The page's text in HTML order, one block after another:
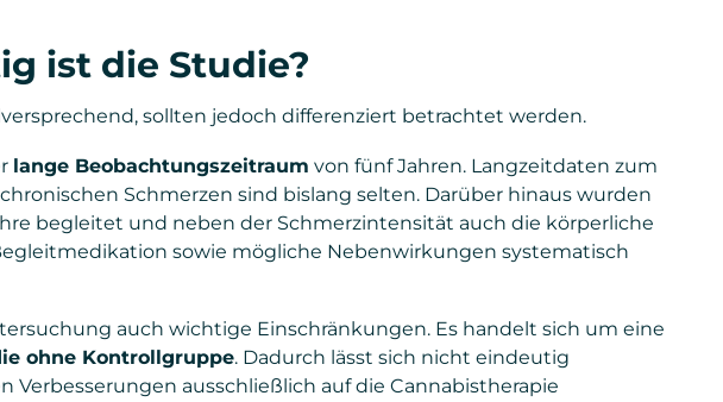
ist die Studie?
sollten jedoch differenziert betrachtet werden.
lange Beobachtungszeitraum von fünf Jahren. Langzeitdaten zum
Schmerzen sind bislang selten. Darüber hinaus wurden
begleitet und neben der Schmerzintensität auch die körperliche
sowie mögliche Nebenwirkungen systematisch
auch wichtige Einschränkungen. Es handelt sich um eine
ohne Kontrollgruppe. Dadurch lässt sich nicht eindeutig
Verbesserungen ausschließlich auf die Cannabistherapie